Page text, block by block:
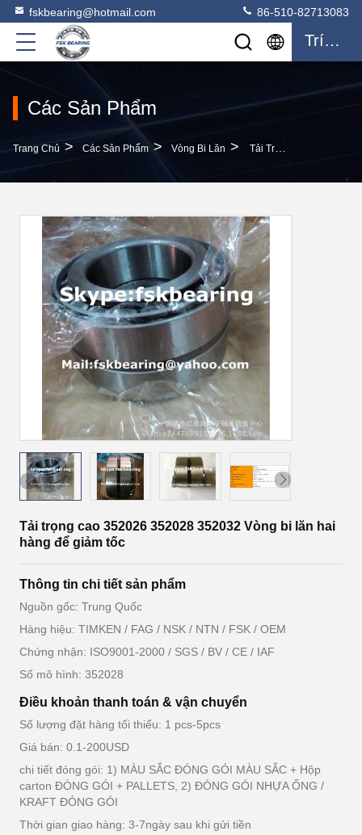
fskbearing@hotmail.com 86-510-82713083
Trích Dẫn
Các Sản Phẩm
Trang Chủ > Các Sản Phẩm > Vòng Bi Lăn > Tải Trọng Cao 352026 352028 352032 Vòng Bi Lăn Hai Hàng Để Giảm Tốc
Tải trọng cao 352026 352028 352032 Vòng bi lăn hai
hàng để giảm tốc
Thông tin chi tiết sản phẩm
Nguồn gốc: Trung Quốc
Hàng hiệu: TIMKEN / FAG / NSK / NTN / FSK / OEM
Chứng nhận: ISO9001-2000 / SGS / BV / CE / IAF
Số mô hình: 352028
Điều khoản thanh toán & vận chuyển
Số lượng đặt hàng tối thiểu: 1 pcs-5pcs
Giá bán: 0.1-200USD
chi tiết đóng gói: 1) MÀU SẮC ĐÓNG GÓI MÀU SẮC + Hộp
carton ĐÓNG GÓI + PALLETS, 2) ĐÓNG GÓI NHỰA ỐNG /
KRAFT ĐÓNG GÓI
Thời gian giao hàng: 3-7ngày sau khi gửi tiền